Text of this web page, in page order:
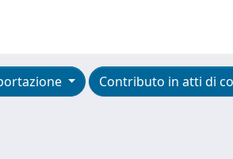
Contributo in atti di